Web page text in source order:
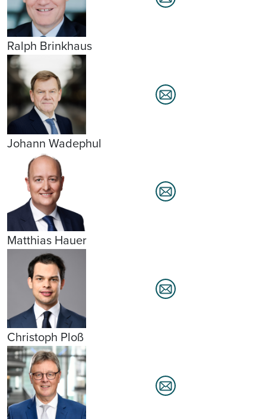
Ralph Brinkhaus
Johann Wadephul
Matthias Hauer
Christoph Ploß